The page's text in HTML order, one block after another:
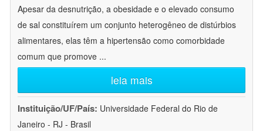
Apesar da desnutrição, a obesidade e o elevado consumo
de sal constituírem um conjunto heterogêneo de distúrbios
alimentares, elas têm a hipertensão como comorbidade
comum que promove ...
leia mais
Instituição/UF/País: Universidade Federal do Rio de
Janeiro - RJ - Brasil